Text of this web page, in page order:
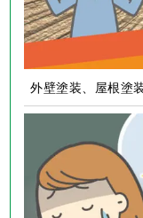
外壁塗装、屋根塗